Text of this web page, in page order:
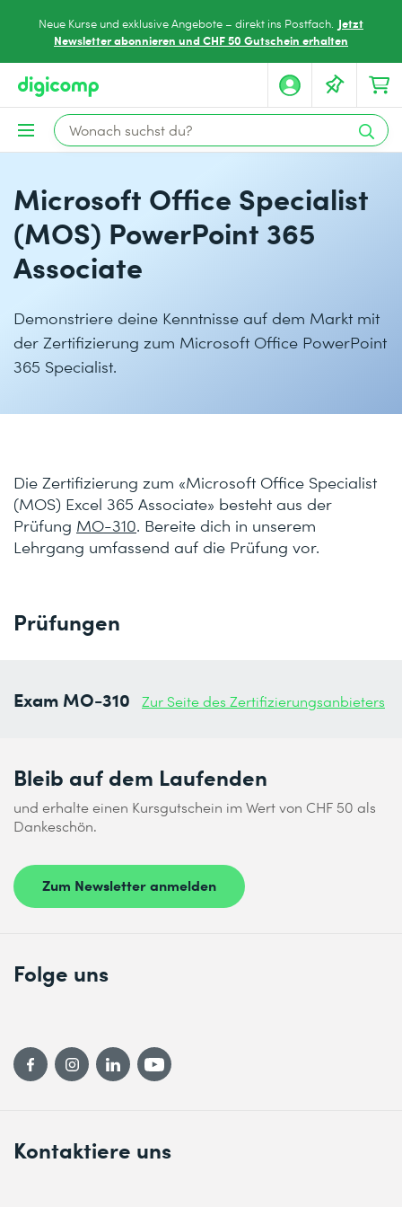
Neue Kurse und exklusive Angebote – direkt ins Postfach. Jetzt
Newsletter abonnieren und CHF 50 Gutschein erhalten
Microsoft Office Specialist
(MOS) PowerPoint 365
Associate
Demonstriere deine Kenntnisse auf dem Markt mit
der Zertifizierung zum Microsoft Office PowerPoint
365 Specialist.
Die Zertifizierung zum «Microsoft Office Specialist
(MOS) Excel 365 Associate» besteht aus der
Prüfung MO-310. Bereite dich in unserem
Lehrgang umfassend auf die Prüfung vor.
Prüfungen
Exam MO-310 Zur Seite des Zertifizierungsanbieters
Bleib auf dem Laufenden
und erhalte einen Kursgutschein im Wert von CHF 50 als
Dankeschön.
Zum Newsletter anmelden
Kontaktiere uns
Folge uns